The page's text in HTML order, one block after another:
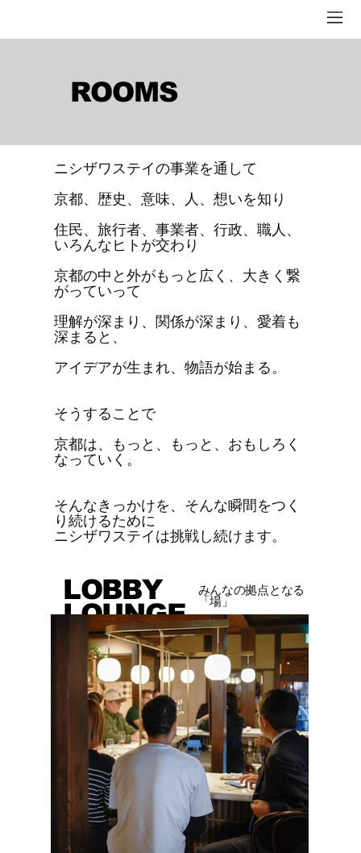
ニシザワステイの事業を通して
京都、歴史、意味、人、想いを知り
住民、旅行者、事業者、行政、職人、
いろんなヒトが交わり
京都の中と外がもっと広く、大きく繋
がっていって
理解が深まり、関係が深まり、愛着も
深まると、
アイデアが生まれ、物語が始まる。
そうすることで
京都は、もっと、もっと、おもしろく
なっていく。
そんなきっかけを、そんな瞬間をつく
り続けるために
ニシザワステイは挑戦し続けます。
ROOMS
LOBBY
LOUNGE
みんなの拠点となる
「場」